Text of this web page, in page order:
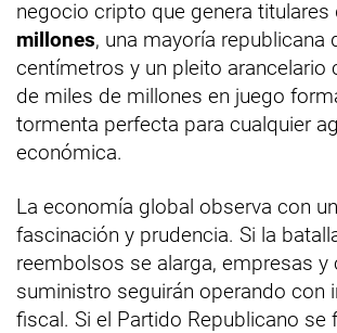
negocio cripto que genera titulares
millones, una mayoría republicana
centímetros y un pleito arancelario
de miles de millones en juego
tormenta perfecta para cualquier
económica.
La economía global observa con
fascinación y prudencia. Si la
reembolsos se alarga, empresas y
suministro seguirán operando con
fiscal. Si el Partido Republicano se